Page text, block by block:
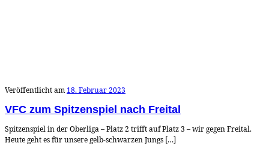
Veröffentlicht am 18. Februar 2023
VFC zum Spitzenspiel nach Freital
Spitzenspiel in der Oberliga – Platz 2 trifft auf Platz 3 – wir gegen Freital.
Heute geht es für unsere gelb-schwarzen Jungs […]